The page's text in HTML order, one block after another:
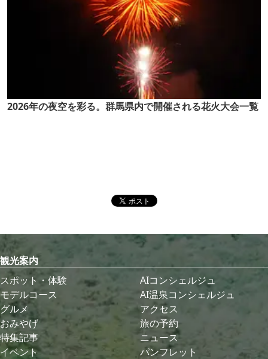
2026年の夜空を彩る。群馬県内で開催される花火大会一覧
観光案内
スポット・体験
モデルコース
グルメ
おみやげ
特集記事
イベント
AIコンシェルジュ
AI温泉コンシェルジュ
アクセス
旅の予約
ニュース
パンフレット